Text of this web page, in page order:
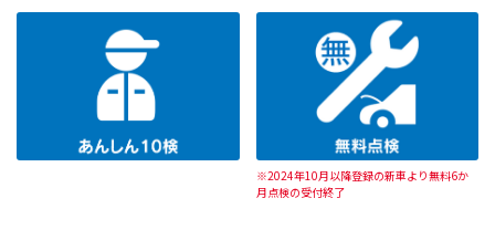
※2024年10月以降登録の新車より無料6か
月点検の受付終了